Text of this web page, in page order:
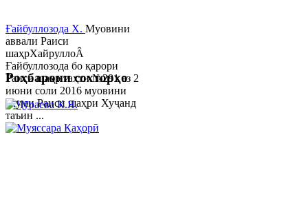
Ғайбуллозода Х. Муовини
аввали Раиси
шаҳрХайруллоÂ
Ғайбуллозода бо қарори
Раиси шаҳр таҳти №281 аз 2
июни соли 2016 муовини
якуми Раиси шаҳри Хуҷанд
таъин ...
Роҳбарони сохторҳо